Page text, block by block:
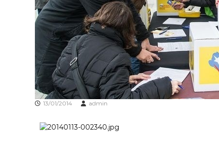
d
e
L
l
o
b
r
e
g
t
o
r
m
a
i
ó
d
'
13/01/2014 admin